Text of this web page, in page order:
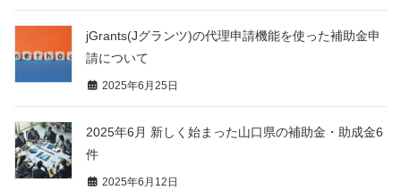
jGrants(Jグランツ)の代理申請機能を使った補助金申
請について
2025年6月25日
2025年6月 新しく始まった山口県の補助金・助成金6
件
2025年6月12日